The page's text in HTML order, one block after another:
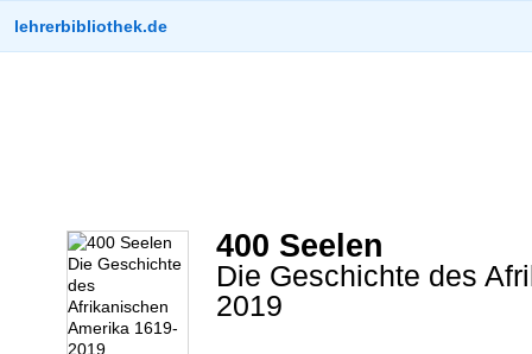
lehrerbibliothek.de
400 Seelen
Die Geschichte des
2019